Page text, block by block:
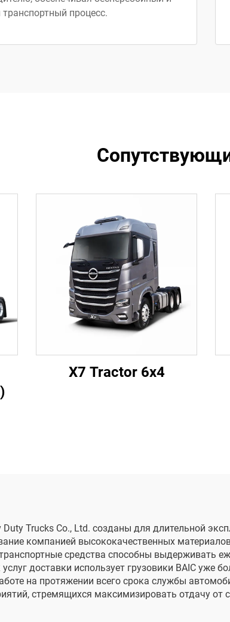
процесс.
X7 Tractor 6x4
Duty Trucks Co., Ltd. созданы для длительной
компанией высококачественных
транспортные средства способны выдерживать
доставки использует грузовики BAIC уже
на протяжении всего срока службы
стремящихся максимизировать отдачу от